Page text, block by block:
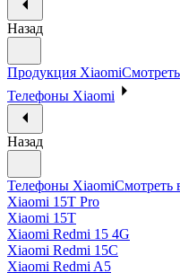
Назад
Продукция Xiaomi
Телефоны Xiaomi
Назад
Телефоны XiaomiСмотреть
Xiaomi 15T Pro
Xiaomi 15T
Xiaomi Redmi 15 4G
Xiaomi Redmi 15C
Xiaomi Redmi A5